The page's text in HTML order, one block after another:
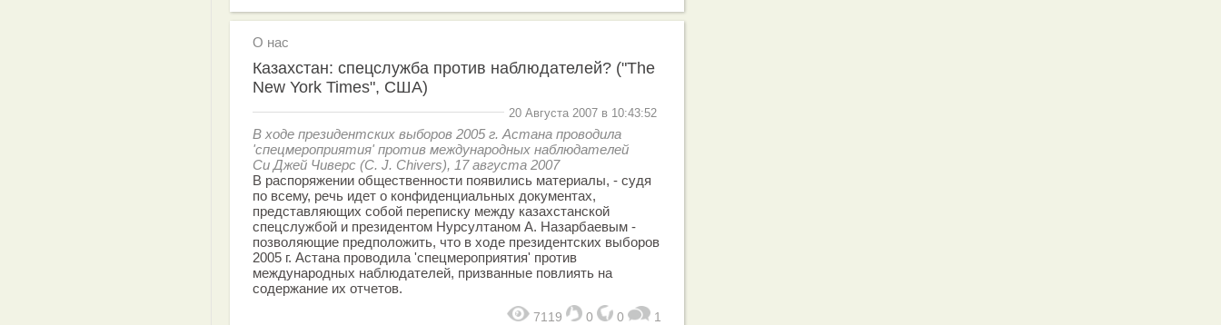
О нас
Казахстан: спецслужба против наблюдателей? ("The
New York Times", США)
20 Августа 2007 в 10:43:52
В ходе президентских выборов 2005 г. Астана проводила
'спецмероприятия' против международных наблюдателей
Си Джей Чиверс (C. J. Chivers), 17 августа 2007
В распоряжении общественности появились материалы, - судя
по всему, речь идет о конфиденциальных документах,
представляющих собой переписку между казахстанской
спецслужбой и президентом Нурсултаном А. Назарбаевым -
позволяющие предположить, что в ходе президентских выборов
2005 г. Астана проводила 'спецмероприятия' против
международных наблюдателей, призванные повлиять на
содержание их отчетов.
7119 0 0 1